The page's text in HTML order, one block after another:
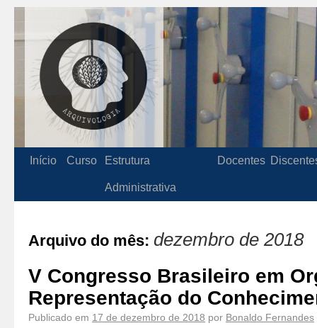
Início Curso Estrutura
Administrativa
Docentes
Arquivo do mês: dezembro de 2018
V Congresso Brasileiro em
Representação do
Publicado em 17 de dezembro de 2018 por Bonaldo Fernandes